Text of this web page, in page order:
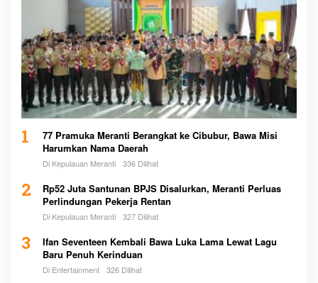
1
77 Pramuka Meranti Berangkat ke Cibubur, Bawa Misi
Harumkan Nama Daerah
Di Kepulauan Meranti 336 Dilihat
2
Rp52 Juta Santunan BPJS Disalurkan, Meranti Perluas
Perlindungan Pekerja Rentan
Di Kepulauan Meranti 327 Dilihat
3
Ifan Seventeen Kembali Bawa Luka Lama Lewat Lagu
Baru Penuh Kerinduan
Di Entertainment 326 Dilihat